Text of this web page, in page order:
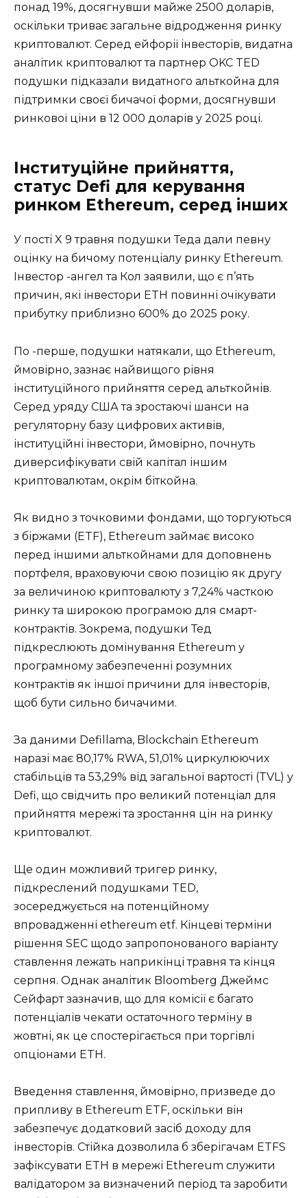
понад 19%, досягнувши майже 2500 доларів,
оскільки триває загальне відродження ринку
криптовалют. Серед ейфорії інвесторів, видатна
аналітик криптовалют та партнер OKC TED
подушки підказали видатного альткойна для
підтримки своєї бичачої форми, досягнувши
ринкової ціни в 12 000 доларів у 2025 році.
Інституційне прийняття,
статус Defi для керування
ринком Ethereum, серед інших
У пості X 9 травня подушки Теда дали певну
оцінку на бичому потенціалу ринку Ethereum.
Інвестор -ангел та Кол заявили, що є п’ять
причин, які інвестори ETH повинні очікувати
прибутку приблизно 600% до 2025 року.
По -перше, подушки натякали, що Ethereum,
ймовірно, зазнає найвищого рівня
інституційного прийняття серед альткойнів.
Серед уряду США та зростаючі шанси на
регуляторну базу цифрових активів,
інституційні інвестори, ймовірно, почнуть
диверсифікувати свій капітал іншим
криптовалютам, окрім біткойна.
Як видно з точковими фондами, що торгуються
з біржами (ETF), Ethereum займає високо
перед іншими альткойнами для доповнень
портфеля, враховуючи свою позицію як другу
за величиною криптовалюту з 7,24% часткою
ринку та широкою програмою для смарт-
контрактів. Зокрема, подушки Тед
підкреслюють домінування Ethereum у
програмному забезпеченні розумних
контрактів як іншої причини для інвесторів,
щоб бути сильно бичачими.
За даними Defillama, Blockchain Ethereum
наразі має 80,17% RWA, 51,01% циркулюючих
стабільців та 53,29% від загальної вартості (TVL) у
Defi, що свідчить про великий потенціал для
прийняття мережі та зростання цін на ринку
криптовалют.
Ще один можливий тригер ринку,
підкреслений подушками TED,
зосереджується на потенційному
впровадженні ethereum etf. Кінцеві терміни
рішення SEC щодо запропонованого варіанту
ставлення лежать наприкінці травня та кінця
серпня. Однак аналітик Bloomberg Джеймс
Сейфарт зазначив, що для комісії є багато
потенціалів чекати остаточного терміну в
жовтні, як це спостерігається при торгівлі
опціонами ETH.
Введення ставлення, ймовірно, призведе до
припливу в Ethereum ETF, оскільки він
забезпечує додатковий засіб доходу для
інвесторів. Стійка дозволила б зберігачам ETFS
зафіксувати ETH в мережі Ethereum служити
валідатором за визначений період та заробити